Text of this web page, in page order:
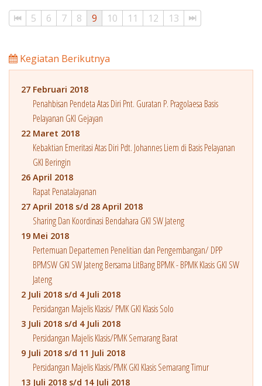
5 6 7 8 9 10 11 12 13
Kegiatan Berikutnya
27 Februari 2018
Penahbisan Pendeta Atas Diri Pnt. Guratan P. Pragolaesa Basis
Pelayanan GKI Gejayan
22 Maret 2018
Kebaktian Emeritasi Atas Diri Pdt. Johannes Liem di Basis Pelayanan
GKI Beringin
26 April 2018
Rapat Penatalayanan
27 April 2018 s/d 28 April 2018
Sharing Dan Koordinasi Bendahara GKI SW Jateng
19 Mei 2018
Pertemuan Departemen Penelitian dan Pengembangan/ DPP
BPMSW GKI SW Jateng Bersama LitBang BPMK - BPMK Klasis GKI SW
Jateng
2 Juli 2018 s/d 4 Juli 2018
Persidangan Majelis Klasis/ PMK GKI Klasis Solo
3 Juli 2018 s/d 4 Juli 2018
Persidangan Majelis Klasis/PMK Semarang Barat
9 Juli 2018 s/d 11 Juli 2018
Persidangan Majelis Klasis/PMK GKI Klasis Semarang Timur
13 Juli 2018 s/d 14 Juli 2018